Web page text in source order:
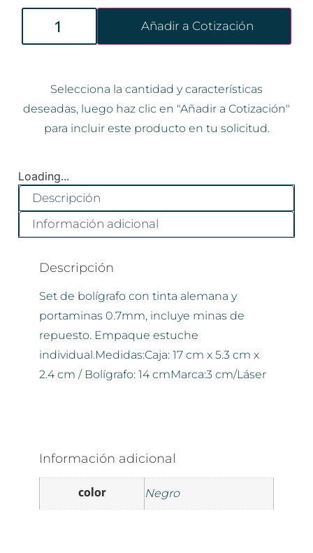
Añadir a Cotización
Selecciona la cantidad y características
deseadas, luego haz clic en "Añadir a Cotización"
para incluir este producto en tu solicitud.
Loading...
Descripción
Información adicional
Descripción
Set de bolígrafo con tinta alemana y
portaminas 0.7mm, incluye minas de
repuesto. Empaque estuche
individual.Medidas:Caja: 17 cm x 5.3 cm x
2.4 cm / Bolígrafo: 14 cmMarca:3 cm/Láser
Información adicional
color Negro